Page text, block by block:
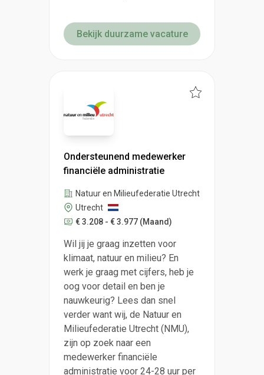
Bekijk duurzame vacature
Ondersteunend medewerker
financiële administratie
Natuur en Milieufederatie Utrecht
Utrecht
€ 3.208 - € 3.977 (Maand)
Wil jij je graag inzetten voor
klimaat, natuur en milieu? En
werk je graag met cijfers, heb je
oog voor detail en ben je
nauwkeurig? Lees dan snel
verder want wij, de Natuur en
Milieufederatie Utrecht (NMU),
zijn op zoek naar een
medewerker financiële
administratie voor 24-28 uur per